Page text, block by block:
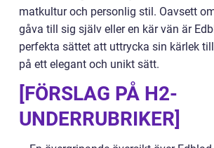
matkultur och personlig stil. Oavsett
gåva till sig själv eller en kär vän är
perfekta sättet att uttrycka sin kärlek
på ett elegant och unikt sätt.
[FÖRSLAG PÅ H2-
UNDERRUBRIKER]